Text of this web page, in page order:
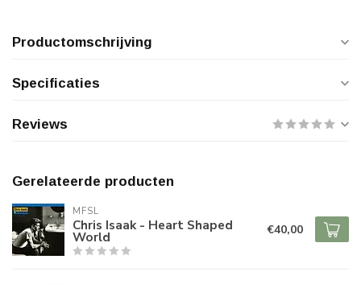
Productomschrijving
Specificaties
Reviews
Gerelateerde producten
MFSL
Chris Isaak - Heart Shaped
World €40,00